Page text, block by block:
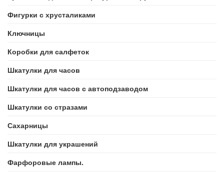
Фигурки с хрусталиками
Ключницы
Коробки для салфеток
Шкатулки для часов
Шкатулки для часов с автоподзаводом
Шкатулки со стразами
Сахарницы
Шкатулки для украшений
Фарфоровые лампы.